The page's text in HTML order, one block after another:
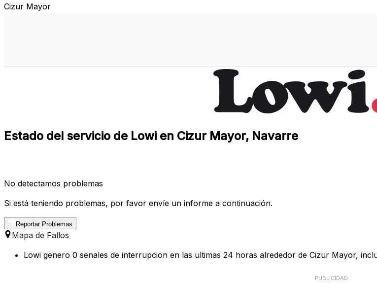
Cizur Mayor
Estado del servicio de Lowi en Cizur Mayor, Navarre
No detectamos problemas
Si está teniendo problemas, por favor envíe un informe a continuación.
Reportar Problemas
Mapa de Fallos
Lowi genero 0 senales de interrupcion en las ultimas 24 horas alrededor de Cizur Mayor,
PUBLICIDAD